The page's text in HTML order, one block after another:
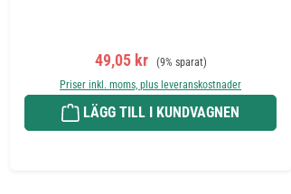
Försäljningspris:
49,05 kr Ordinarie pris:
(9% sparat)
Priser inkl. moms, plus leveranskostnader
LÄGG TILL I KUNDVAGNEN